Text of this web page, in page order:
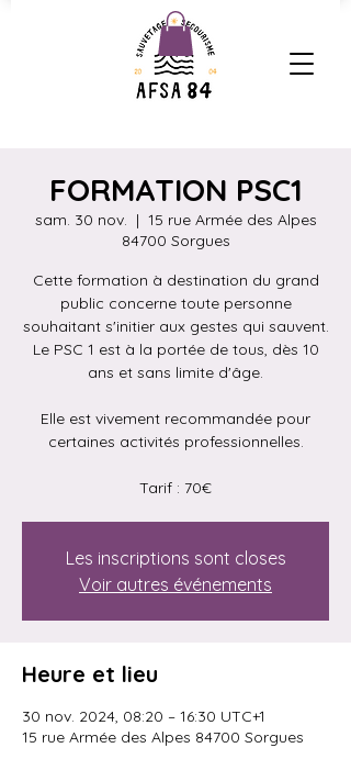
FORMATION PSC1
sam. 30 nov.
  |
15 rue Armée des Alpes
84700 Sorgues
Cette formation à destination du grand
public concerne toute personne
souhaitant s'initier aux gestes qui sauvent.
Le PSC 1 est à la portée de tous, dès 10
ans et sans limite d'âge.
Elle est vivement recommandée pour
certaines activités professionnelles.
Tarif : 70€
Les inscriptions sont closes
Voir autres événements
Heure et lieu
30 nov. 2024, 08:20 – 16:30 UTC+1
15 rue Armée des Alpes 84700 Sorgues